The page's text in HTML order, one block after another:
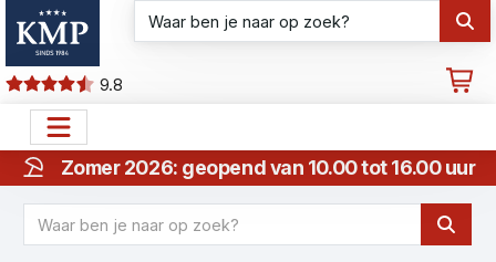
9.8
Zomer 2026: geopend van 10.00 tot 16.00 uur